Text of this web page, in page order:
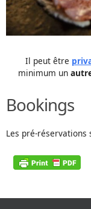
Il peut être
minimum un
Bookings
Les pré-réservations